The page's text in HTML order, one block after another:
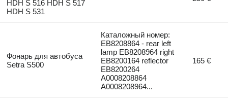
HDH S 516 HDH S 517
HDH S 531
Фонарь для автобуса
Setra S500
Каталожный номер:
EB8208864 - rear left
lamp EB8208964 right
EB8200164 reflector
EB8200264
A0008208864
A0008208964...
165 €